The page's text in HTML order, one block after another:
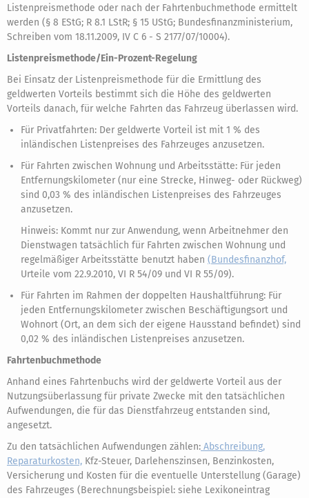
Listenpreismethode oder nach der Fahrtenbuchmethode ermittelt
werden (§ 8 EStG; R 8.1 LStR; § 15 UStG; Bundesfinanzministerium,
Schreiben vom 18.11.2009, IV C 6 - S 2177/07/10004).
Listenpreismethode/Ein-Prozent-Regelung
Bei Einsatz der Listenpreismethode für die Ermittlung des
geldwerten Vorteils bestimmt sich die Höhe des geldwerten
Vorteils danach, für welche Fahrten das Fahrzeug überlassen wird.
Für Privatfahrten: Der geldwerte Vorteil ist mit 1 % des
inländischen Listenpreises des Fahrzeuges anzusetzen.
Für Fahrten zwischen Wohnung und Arbeitsstätte: Für jeden
Entfernungskilometer (nur eine Strecke, Hinweg- oder Rückweg)
sind 0,03 % des inländischen Listenpreises des Fahrzeuges
anzusetzen.
Hinweis: Kommt nur zur Anwendung, wenn Arbeitnehmer den
Dienstwagen tatsächlich für Fahrten zwischen Wohnung und
regelmäßiger Arbeitsstätte benutzt haben (Bundesfinanzhof,
Urteile vom 22.9.2010, VI R 54/09 und VI R 55/09).
Für Fahrten im Rahmen der doppelten Haushaltführung: Für
jeden Entfernungskilometer zwischen Beschäftigungsort und
Wohnort (Ort, an dem sich der eigene Hausstand befindet) sind
0,02 % des inländischen Listenpreises anzusetzen.
Fahrtenbuchmethode
Anhand eines Fahrtenbuchs wird der geldwerte Vorteil aus der
Nutzungsüberlassung für private Zwecke mit den tatsächlichen
Aufwendungen, die für das Dienstfahrzeug entstanden sind,
angesetzt.
Zu den tatsächlichen Aufwendungen zählen: Abschreibung,
Reparaturkosten, Kfz-Steuer, Darlehenszinsen, Benzinkosten,
Versicherung und Kosten für die eventuelle Unterstellung (Garage)
des Fahrzeuges (Berechnungsbeispiel: siehe Lexikoneintrag